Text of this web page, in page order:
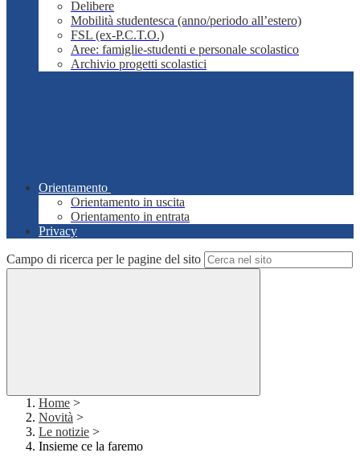
Delibere
Mobilità studentesca (anno/periodo all’estero)
FSL (ex-P.C.T.O.)
Aree: famiglie-studenti e personale scolastico
Archivio progetti scolastici
Orientamento
Orientamento in uscita
Orientamento in entrata
Privacy
Campo di ricerca per le pagine del sito
Home >
Novità >
Le notizie >
Insieme ce la faremo